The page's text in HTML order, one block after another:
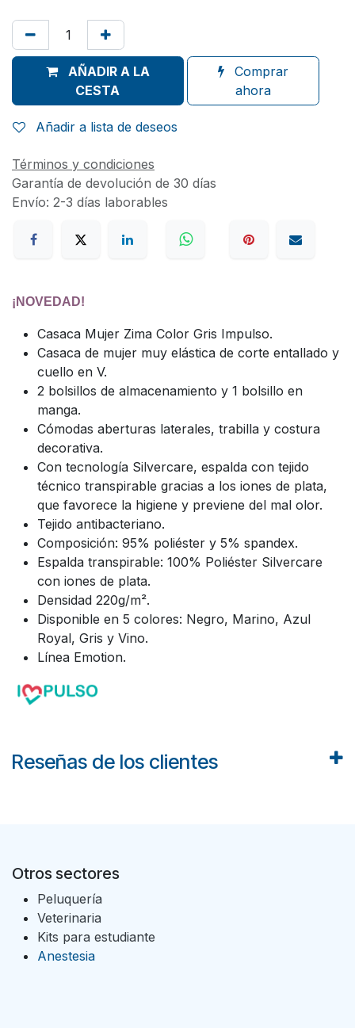
AÑADIR A LA
CESTA
Comprar
ahora
Añadir a lista de deseos
Términos y condiciones
Garantía de devolución de 30 días
Envío: 2-3 días laborables
¡NOVEDAD!
Casaca Mujer Zima Color Gris Impulso.
Casaca de mujer muy elástica de corte entallado y
cuello en V.
2 bolsillos de almacenamiento y 1 bolsillo en
manga.
Cómodas aberturas laterales, trabilla y costura
decorativa.
Con tecnología Silvercare, espalda con tejido
técnico transpirable gracias a los iones de plata,
que favorece la higiene y previene del mal olor.
Tejido antibacteriano.
Composición: 95% poliéster y 5% spandex.
Espalda transpirable: 100% Poliéster Silvercare
con iones de plata.
Densidad 220g/m².
Disponible en 5 colores: Negro, Marino, Azul
Royal, Gris y Vino.
Línea Emotion.
Reseñas de los clientes
Otros sectores
Peluquería
Veterinaria
Kits para estudiante
Anestesia